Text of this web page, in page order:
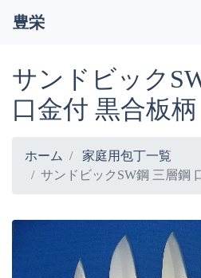
豊栄
サンドビック
口金付 黒合板柄
ホーム
家庭用包丁一覧
サンドビックSW鋼 三層鋼